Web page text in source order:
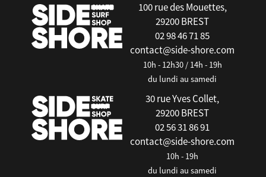
100 rue des Mouettes,
29200 BREST
02 98 46 71 85
contact@side-shore.com
10h - 12h30 / 14h - 19h
du lundi au samedi
30 rue Yves Collet,
29200 BREST
02 56 31 86 91
contact@side-shore.com
10h - 19h
du lundi au samedi